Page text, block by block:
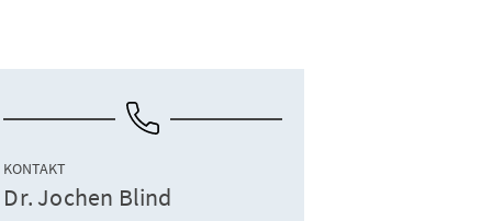
KONTAKT
Dr. Jochen Blind